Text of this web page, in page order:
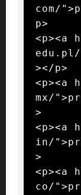
com/
p>
<p><a
></p>
<p><a
mx/
>
<p><a
in/
>
<p><a
co/